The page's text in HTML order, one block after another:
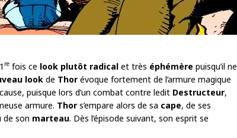
re fois ce look plutôt radical et très éphémère puisqu’il ne
look de Thor évoque fortement de l’armure magique
puisque lors d’un combat contre ledit Destructeur,
armure. Thor s’empare alors de sa cape, de ses
de son marteau. Dès l’épisode suivant, son esprit se